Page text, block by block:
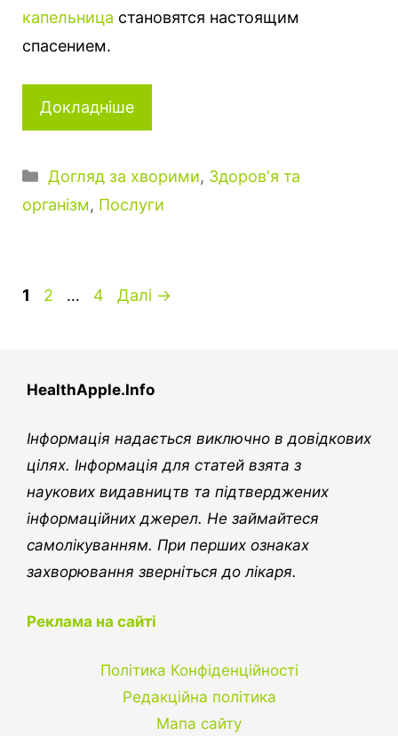
капельница становятся настоящим
спасением.
Докладніше
К
а
о
Догляд за хворими, Здоров'я та
організм, Послуги
С
р
н
к
а
1
С
н
к
а
2 …
С
н
к
а
4 Далі →
HealthApple.Info
Інформація надається виключно в довідкових
цілях. Інформація для статей взята з
наукових видавництв та підтверджених
інформаційних джерел. Не займайтеся
самолікуванням. При перших ознаках
захворювання зверніться до лікаря.
Реклама на сайті
Політика Конфіденційності
Редакційна політика
Мапа сайту